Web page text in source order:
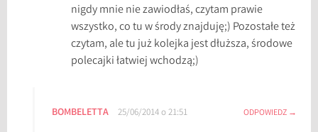
nigdy mnie nie zawiodłaś, czytam prawie
wszystko, co tu w środy znajduję;) Pozostałe też
czytam, ale tu już kolejka jest dłuższa, środowe
polecajki łatwiej wchodzą;)
BOMBELETTA 25/06/2014 o 21:51 ODPOWIEDZ